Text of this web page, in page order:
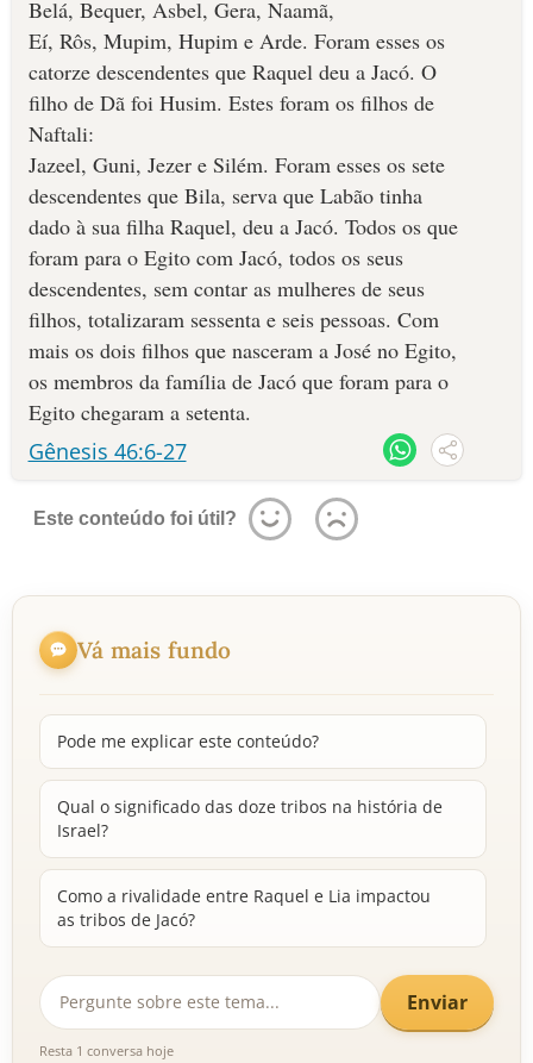
Belá, Bequer, Asbel, Gera, Naamã,
Eí, Rôs, Mupim, Hupim e Arde. Foram esses os
ca­torze descendentes que Raquel deu a Jacó. O
filho de Dã foi Husim. Estes foram os filhos de
Naftali:
Jazeel, Guni, Jezer e Silém. Foram esses os sete
descendentes que Bila, serva que Labão tinha
dado à sua filha Ra­quel, deu a Jacó. Todos os que
foram para o Egito com Jacó, todos os ­seus
descendentes, sem contar as mulheres de seus
filhos, totalizaram sessenta e seis pessoas. Com
mais os dois filhos que nas­ceram a José no Egito,
os mem­bros da família de Jacó que foram para o
Egito chegaram a seten­ta.
Gênesis 46:6-27
Este conteúdo foi útil?
Vá mais fundo
Pode me explicar este conteúdo?
Qual o significado das doze tribos na história de
Israel?
Como a rivalidade entre Raquel e Lia impactou
as tribos de Jacó?
Enviar
Resta 1 conversa hoje